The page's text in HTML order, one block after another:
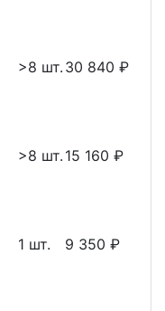
>8 шт. 30 840 ₽
>8 шт. 15 160 ₽
1 шт. 9 350 ₽